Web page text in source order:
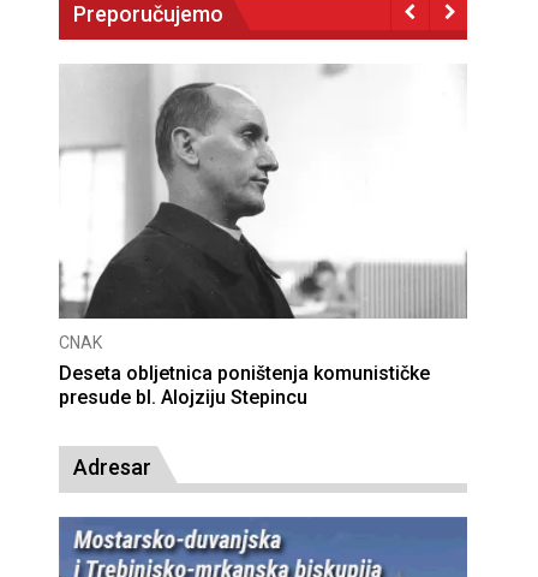
Preporučujemo
CNAK
Deseta obljetnica poništenja komunističke
presude bl. Alojziju Stepincu
Adresar